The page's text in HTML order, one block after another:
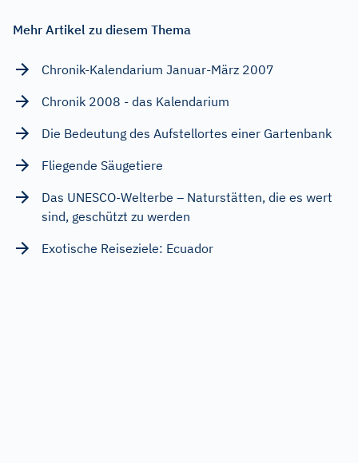
Mehr Artikel zu diesem Thema
Chronik-Kalendarium Januar-März 2007
Chronik 2008 - das Kalendarium
Die Bedeutung des Aufstellortes einer Gartenbank
Fliegende Säugetiere
Das UNESCO-Welterbe – Naturstätten, die es wert
sind, geschützt zu werden
Exotische Reiseziele: Ecuador